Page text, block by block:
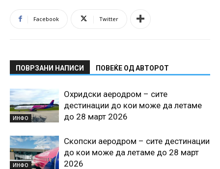
Facebook Twitter
ПОВРЗАНИ НАПИСИ ПОВЕЌЕ ОД АВТОРОТ
ИНФО
Охридски аеродром – сите
дестинации до кои може да летаме
до 28 март 2026
ИНФО
Скопски аеродром – сите дестинации
до кои може да летаме до 28 март
2026